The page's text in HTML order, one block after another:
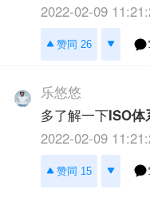
2022-02-09
赞同 26
乐悠悠
多了解一下ISO体
2022-02-09
赞同 15